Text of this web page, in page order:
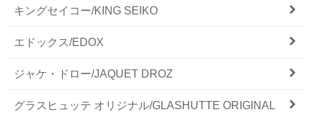
キングセイコー/KING SEIKO
エドックス/EDOX
ジャケ・ドロー/JAQUET DROZ
グラスヒュッテ オリジナル/GLASHUTTE ORIGINAL